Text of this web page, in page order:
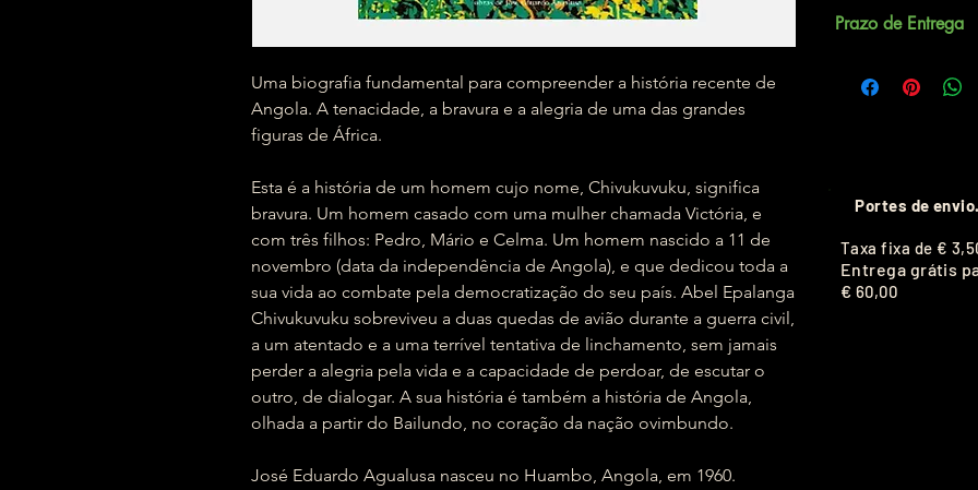
Uma biografia fundamental para compreender a história recente de
Angola. A tenacidade, a bravura e a alegria de uma das grandes
figuras de África.
Esta é a história de um homem cujo nome, Chivukuvuku, significa
bravura. Um homem casado com uma mulher chamada Victória, e
com três filhos: Pedro, Mário e Celma. Um homem nascido a 11 de
novembro (data da independência de Angola), e que dedicou toda a
sua vida ao combate pela democratização do seu país. Abel Epalanga
Chivukuvuku sobreviveu a duas quedas de avião durante a guerra civil,
a um atentado e a uma terrível tentativa de linchamento, sem jamais
perder a alegria pela vida e a capacidade de perdoar, de escutar o
outro, de dialogar. A sua história é também a história de Angola,
olhada a partir do Bailundo, no coração da nação ovimbundo.
José Eduardo Agualusa nasceu no Huambo, Angola, em 1960.
Prazo de Entrega
Portes de envio.
Taxa fixa de €
Entrega grátis
€ 60,00